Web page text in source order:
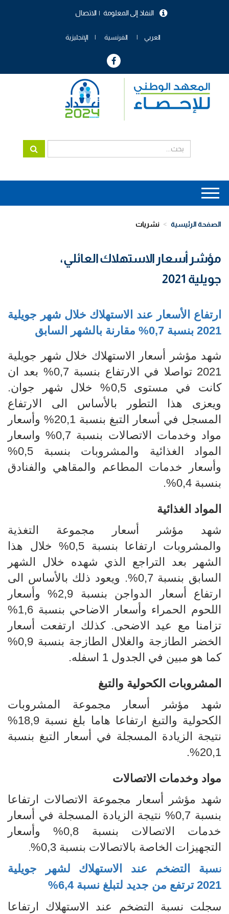
الاتصال النفاذ إلى المعلومة
العربي الفرنسية الإنجليزية
Main
navigation
الصفحة الرئيسية نشريات
مؤشر أسعار الاستهلاك العائلي،
جويلية 2021
ارتفاع الأسعار عند الاستهلاك خلال شهر جويلية
2021 بنسبة 0,7%
مقارنة بالشهر السابق
شهد مؤشر أسعار الاستهلاك خلال شهر جويلية
2021 تواصلا في الارتفاع بنسبة 0,7% بعد ان
كانت في مستوى 0,5% خلال شهر جوان.
ويعزى هذا التطور بالأساس الى الارتفاع
المسجل في أسعار التبغ بنسبة 20,1% وأسعار
مواد وخدمات الاتصالات بنسبة 0,7% واسعار
المواد الغذائية والمشروبات بنسبة 0,5%
وأسعار خدمات المطاعم والمقاهي والفنادق
بنسبة 0,4%.
المواد الغذائية
شهد مؤشر أسعار مجموعة التغذية
والمشروبات ارتفاعا بنسبة 0,5% خلال هذا
الشهر بعد التراجع الذي شهده خلال الشهر
السابق بنسبة 0,7%. ويعود ذلك بالأساس الى
ارتفاع أسعار الدواجن بنسبة 2,9% وأسعار
اللحوم الحمراء وأسعار الاضاحي بنسبة 1,6%
تزامنا مع عيد الاضحى. كذلك ارتفعت أسعار
الخضر الطازجة والغلال الطازجة بنسبة 0,9%
كما هو مبين في الجدول 1 اسفله.
المشروبات الكحولية والتبغ
شهد مؤشر أسعار مجموعة المشروبات
الكحولية والتبغ ارتفاعا هاما بلغ نسبة 18,9%
نتيجة الزيادة المسجلة في أسعار التبغ بنسبة
20,1%.
مواد وخدمات الاتصالات
شهد مؤشر أسعار مجموعة الاتصالات ارتفاعا
بنسبة 0,7% نتيجة الزيادة المسجلة في أسعار
خدمات الاتصالات بنسبة 0,8% وأسعار
التجهيزات الخاصة بالاتصالات بنسبة 0,3%
.
نسبة التضخم عند الاستهلاك لشهر جويلية
2021 ترتفع من جديد لتبلغ نسبة 6,4%
سجلت نسبة التضخم عند الاستهلاك ارتفاعا